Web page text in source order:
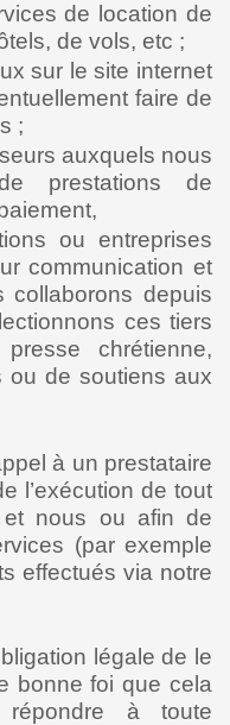
de location de
de vols, etc ;
sur le site internet
faire de
;
auxquels nous
prestations de
ou entreprises
communication et
collaborons depuis
ces tiers
chrétienne,
ou de soutiens aux
à un prestataire
l’exécution de tout
nous ou afin de
(par exemple
effectués via notre
légale de le
bonne foi que cela
à toute